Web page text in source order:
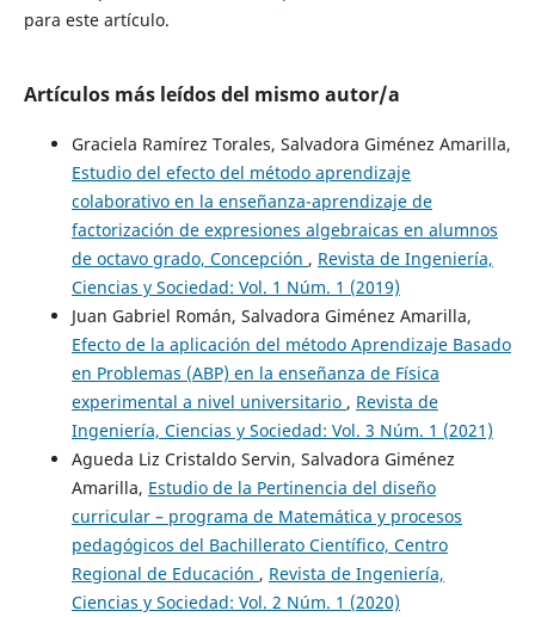
para este artículo.
Artículos más leídos del mismo autor/a
Graciela Ramírez Torales, Salvadora Giménez Amarilla,
Estudio del efecto del método aprendizaje
colaborativo en la enseñanza-aprendizaje de
factorización de expresiones algebraicas en alumnos
de octavo grado, Concepción , Revista de Ingeniería,
Ciencias y Sociedad: Vol. 1 Núm. 1 (2019)
Juan Gabriel Román, Salvadora Giménez Amarilla,
Efecto de la aplicación del método Aprendizaje Basado
en Problemas (ABP) en la enseñanza de Física
experimental a nivel universitario , Revista de
Ingeniería, Ciencias y Sociedad: Vol. 3 Núm. 1 (2021)
Agueda Liz Cristaldo Servin, Salvadora Giménez
Amarilla, Estudio de la Pertinencia del diseño
curricular – programa de Matemática y procesos
pedagógicos del Bachillerato Científico, Centro
Regional de Educación , Revista de Ingeniería,
Ciencias y Sociedad: Vol. 2 Núm. 1 (2020)